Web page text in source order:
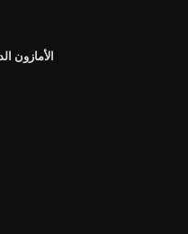
الأمازون